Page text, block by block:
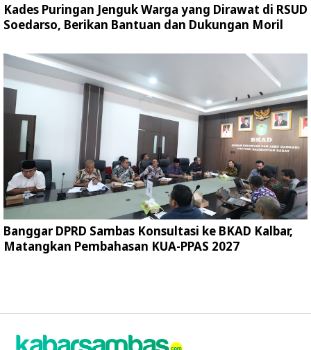
Kades Puringan Jenguk Warga yang Dirawat di RSUD
Soedarso, Berikan Bantuan dan Dukungan Moril
Banggar DPRD Sambas Konsultasi ke BKAD Kalbar,
Matangkan Pembahasan KUA-PPAS 2027